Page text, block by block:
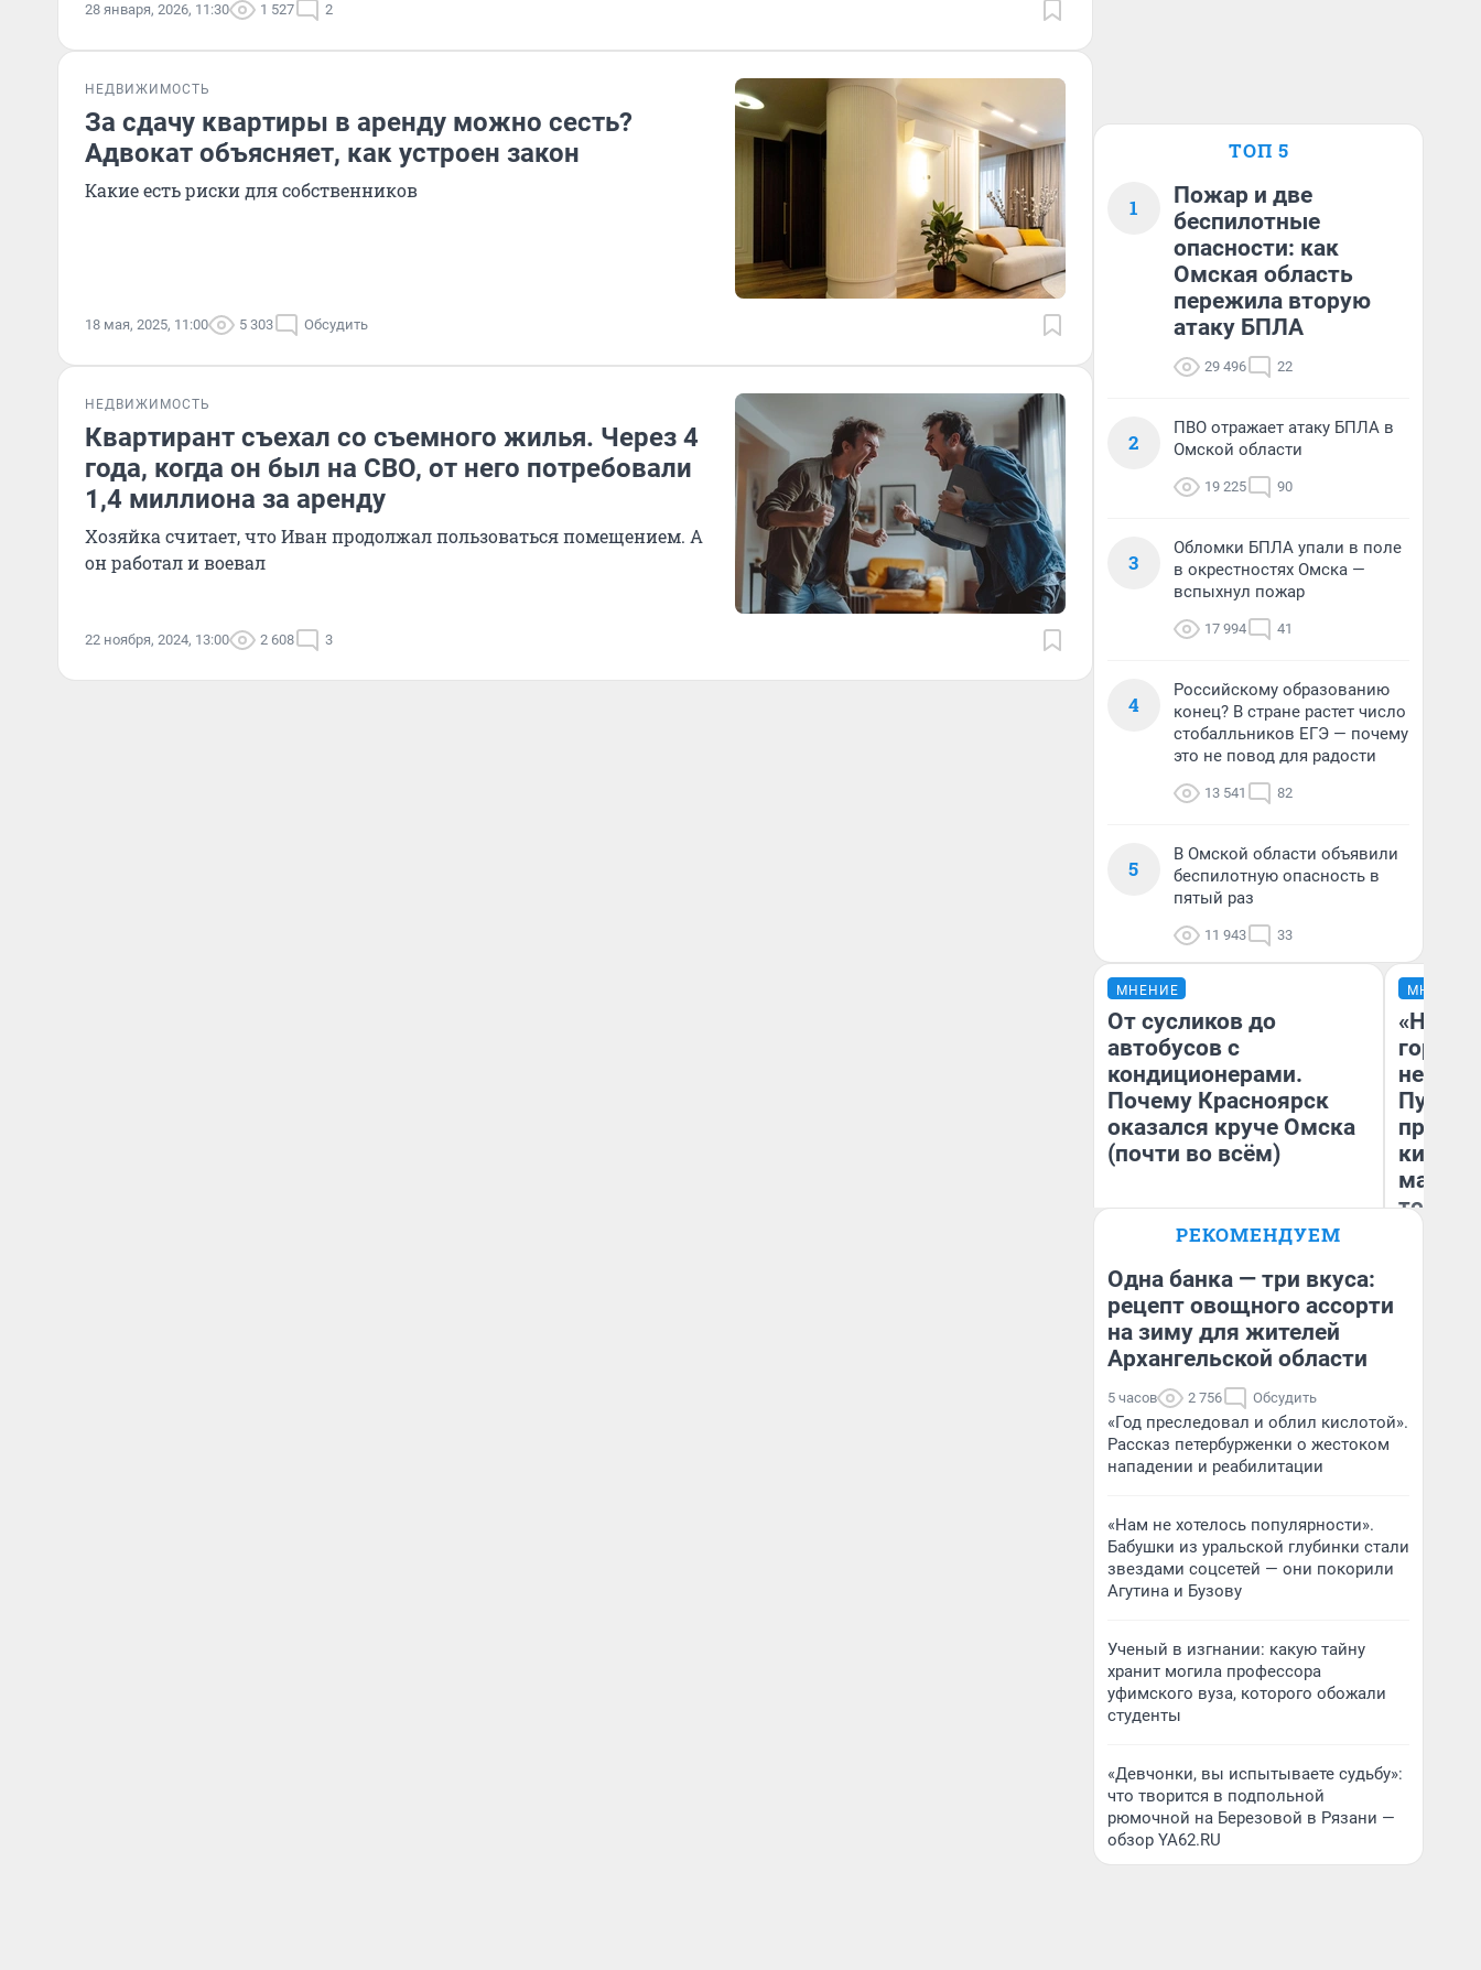
28 января, 2026, 11:30 1 527 2
НЕДВИЖИМОСТЬ
За сдачу квартиры в аренду можно сесть?
Адвокат объясняет, как устроен закон
Какие есть риски для собственников
18 мая, 2025, 11:00 5 303 Обсудить
НЕДВИЖИМОСТЬ
Квартирант съехал со съемного жилья. Через 4
года, когда он был на СВО, от него потребовали
1,4 миллиона за аренду
Хозяйка считает, что Иван продолжал пользоваться помещением. А
он работал и воевал
22 ноября, 2024, 13:00 2 608 3
ТОП 5
1
Пожар и две
беспилотные
опасности: как
Омская область
пережила вторую
атаку БПЛА
29 496 22
2
ПВО отражает атаку БПЛА в
Омской области
19 225 90
3
Обломки БПЛА упали в поле
в окрестностях Омска —
вспыхнул пожар
17 994 41
4
Российскому образованию
конец? В стране растет число
стобалльников ЕГЭ — почему
это не повод для радости
13 541 82
5
В Омской области объявили
беспилотную опасность в
пятый раз
11 943 33
МНЕНИЕ
От сусликов до
автобусов с
кондиционерами.
Почему Красноярск
оказался круче Омска
(почти во всём)
МНЕНИЕ
«Нет
того
РЕКОМЕНДУЕМ
Одна банка — три вкуса:
рецепт овощного ассорти
на зиму для жителей
Архангельской области
5 часов 2 756 Обсудить
«Год преследовал и облил кислотой».
Рассказ петербурженки о жестоком
нападении и реабилитации
«Нам не хотелось популярности».
Бабушки из уральской глубинки стали
звездами соцсетей — они покорили
Агутина и Бузову
Ученый в изгнании: какую тайну
хранит могила профессора
уфимского вуза, которого обожали
студенты
«Девчонки, вы испытываете судьбу»:
что творится в подпольной
рюмочной на Березовой в Рязани —
обзор YA62.RU